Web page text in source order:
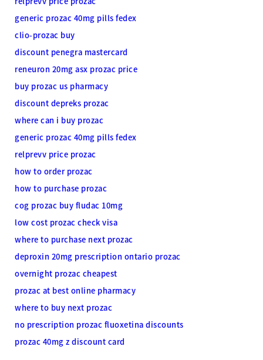
generic prozac 40mg pills fedex
clio-prozac buy
discount penegra mastercard
reneuron 20mg asx prozac price
buy prozac us pharmacy
discount depreks prozac
where can i buy prozac
generic prozac 40mg pills fedex
relprevv price prozac
how to order prozac
how to purchase prozac
cog prozac buy fludac 10mg
low cost prozac check visa
where to purchase next prozac
deproxin 20mg prescription ontario prozac
overnight prozac cheapest
prozac at best online pharmacy
where to buy next prozac
no prescription prozac fluoxetina discounts
prozac 40mg z discount card